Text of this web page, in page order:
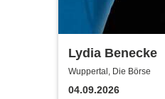
Lydia Benecke
Wuppertal, Die Börse
04.09.2026